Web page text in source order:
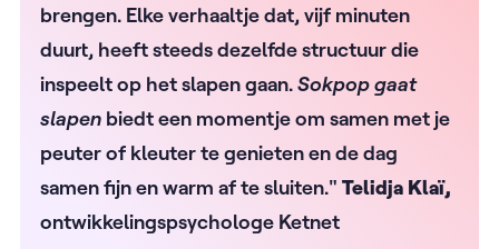
brengen. Elke verhaaltje dat, vijf minuten
duurt, heeft steeds dezelfde structuur die
inspeelt op het slapen gaan.Sokpop gaat
slapen biedt een momentje om samen met je
peuter of kleuter te genieten en de dag
samen fijn en warm af te sluiten." Telidja Klaï,
ontwikkelingspsychologe Ketnet